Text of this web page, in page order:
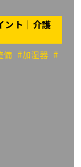
ント｜介護
備#加湿器 #